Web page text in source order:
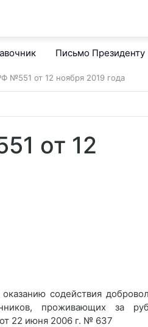
Письмо Президенту
№551 от 12 ноября 2019 года
от 12
содействия
проживающих за
22 июня 2006 г. № 637